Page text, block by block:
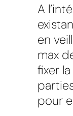
A
en
max
fixer
pour